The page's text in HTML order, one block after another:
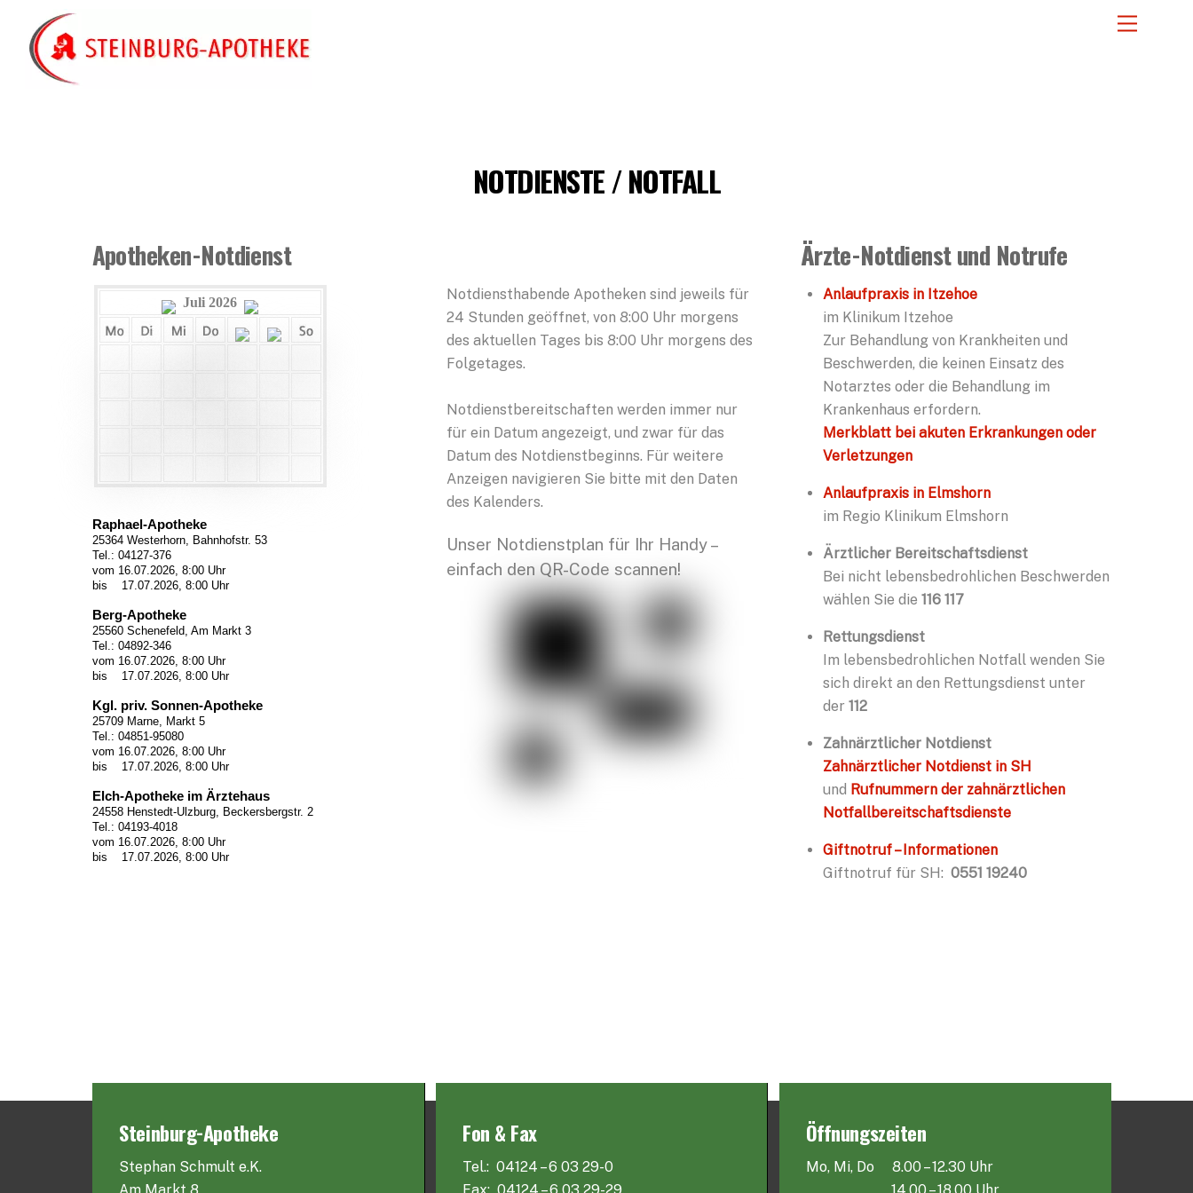
content
Menu
NOTDIENSTE / NOTFALL
Apotheken-Notdienst
Juli 2026
Raphael-Apotheke
25364 Westerhorn, Bahnhofstr. 53
Tel.: 04127-376
vom 16.07.2026, 8:00 Uhr
bis 17.07.2026, 8:00 Uhr
Berg-Apotheke
25560 Schenefeld, Am Markt 3
Tel.: 04892-346
vom 16.07.2026, 8:00 Uhr
bis 17.07.2026, 8:00 Uhr
Kgl. priv. Sonnen-Apotheke
25709 Marne, Markt 5
Tel.: 04851-95080
vom 16.07.2026, 8:00 Uhr
bis 17.07.2026, 8:00 Uhr
Elch-Apotheke im Ärztehaus
24558 Henstedt-Ulzburg, Beckersbergstr. 2
Tel.: 04193-4018
vom 16.07.2026, 8:00 Uhr
bis 17.07.2026, 8:00 Uhr
Notdiensthabende Apotheken sind jeweils für
24 Stunden geöffnet, von 8:00 Uhr morgens
des aktuellen Tages bis 8:00 Uhr morgens des
Folgetages.
Notdienstbereitschaften werden immer nur
für ein Datum angezeigt, und zwar für das
Datum des Notdienstbeginns. Für weitere
Anzeigen navigieren Sie bitte mit den Daten
des Kalenders.
Unser Notdienstplan für Ihr Handy –
einfach den QR-Code scannen!
Ärzte-Notdienst und Notrufe
Anlaufpraxis in Itzehoe
im Klinikum Itzehoe
Zur Behandlung von Krankheiten und
Beschwerden, die keinen Einsatz des
Notarztes oder die Behandlung im
Krankenhaus erfordern.
Merkblatt bei akuten Erkrankungen oder
Verletzungen
Anlaufpraxis in Elmshorn
im Regio Klinikum Elmshorn
Ärztlicher Bereitschaftsdienst
Bei nicht lebensbedrohlichen Beschwerden
wählen Sie die116 117
Rettungsdienst
Im lebensbedrohlichen Notfall wenden Sie
sich direkt an den Rettungsdienst unter
der112
Zahnärztlicher Notdienst
Zahnärztlicher Notdienst in SH
und Rufnummern der zahnärztlichen
Notfallbereitschaftsdienste
Giftnotruf – Informationen
Giftnotruf für SH:0551 19240
Steinburg-Apotheke
Stephan Schmult e.K.
Fon & Fax
Tel.: 04124 – 6 03 29-0
Öffnungszeiten
Mo, Mi, Do 8.00 – 12.30 Uhr